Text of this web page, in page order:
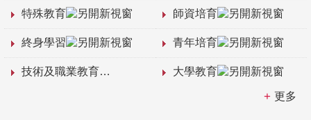
特殊教育 師資培育
終身學習 青年培育
技術及職業教育 大學教育
更多